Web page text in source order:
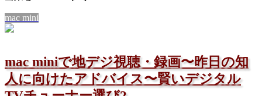
mac mini
mac miniで地デジ視聴・録画〜昨日の知
人に向けたアドバイス〜賢いデジタル